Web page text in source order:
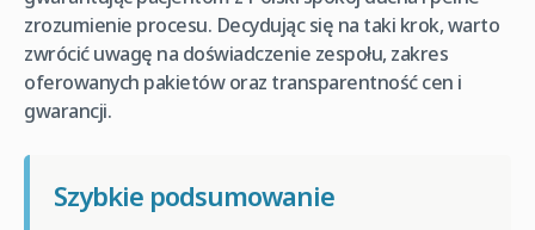
zrozumienie procesu. Decydując się na taki krok, warto
zwrócić uwagę na doświadczenie zespołu, zakres
oferowanych pakietów oraz transparentność cen i
gwarancji.
Szybkie podsumowanie